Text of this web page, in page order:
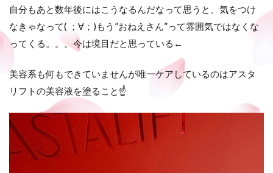
自分もあと数年後にはこうなるんだなって思うと、気をつけ
なきゃなって( ；∀；)もう”おねえさん”って雰囲気ではなくな
ってくる。。。今は境目だと思っている←
美容系も何もできていませんが唯一ケアしているのはアスタ
リフトの美容液を塗ること☝️